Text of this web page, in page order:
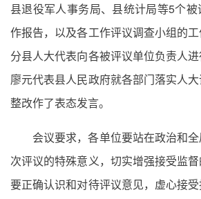
县退役军人事务局、县统计局等5个
作报告，以及各工作评议调查小组的
分县人大代表向各被评议单位负责人
廖元代表县人民政府就各部门落实人
整改作了表态发言。
会议要求，各单位要站在政治和
次评议的特殊意义，切实增强接受监督
要正确认识和对待评议意见，虚心接